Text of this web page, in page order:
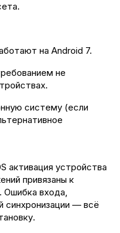
на Android 7.
не
систему (если
активация устройства
привязаны к
Ошибка входа,
синхронизации — всё